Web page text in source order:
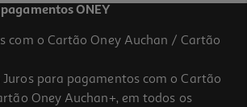
ONEY
com o Cartão Oney Auchan / Cartão
para pagamentos com o Cartão
Oney Auchan+, em todos os